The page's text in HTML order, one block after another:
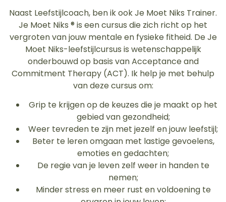
Naast Leefstijlcoach, ben ik ook Je Moet Niks Trainer.
Je Moet Niks ® is een cursus die zich richt op het
vergroten van jouw mentale en fysieke fitheid. De Je
Moet Niks-leefstijlcursus is wetenschappelijk
onderbouwd op basis van Acceptance and
Commitment Therapy (ACT). Ik help je met behulp
van deze cursus om:
Grip te krijgen op de keuzes die je maakt op het
gebied van gezondheid;
Weer tevreden te zijn met jezelf en jouw leefstijl;
Beter te leren omgaan met lastige gevoelens,
emoties en gedachten;
De regie van je leven zelf weer in handen te
nemen;
Minder stress en meer rust en voldoening te